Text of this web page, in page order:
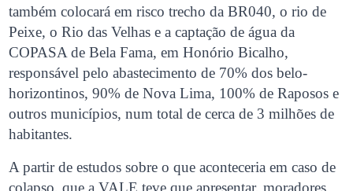
também colocará em risco trecho da BR040, o rio de
Peixe, o Rio das Velhas e a captação de água da
COPASA de Bela Fama, em Honório Bicalho,
responsável pelo abastecimento de 70% dos belo-
horizontinos, 90% de Nova Lima, 100% de Raposos e
outros municípios, num total de cerca de 3 milhões de
habitantes.
A partir de estudos sobre o que aconteceria em caso de
colapso, que a VALE teve que apresentar, moradores